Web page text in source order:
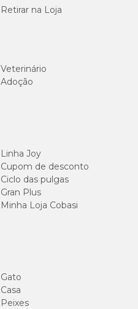
Retirar na Loja
Veterinário
Adoção
Linha Joy
Cupom de desconto
Ciclo das pulgas
Gran Plus
Minha Loja Cobasi
Gato
Casa
Peixes